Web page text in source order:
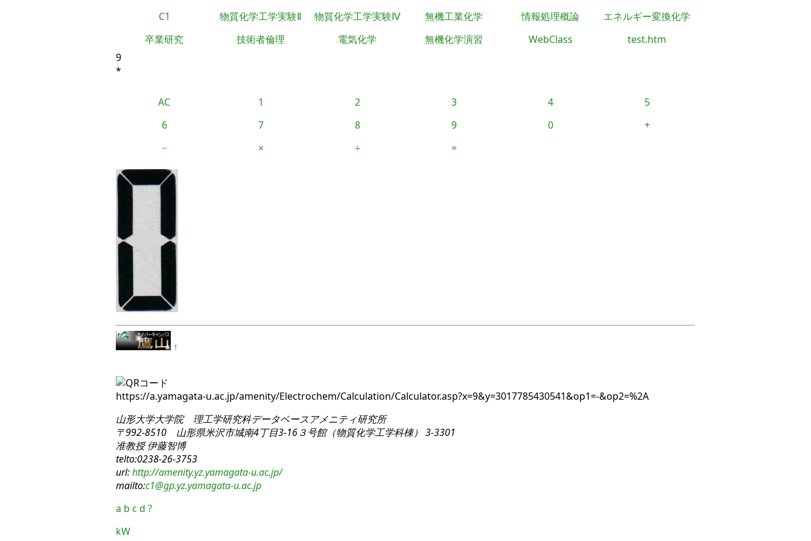
C1 物質化学工学実験Ⅱ 物質化学工学実験Ⅳ 無機工業化学 情報処理概論
エネルギー変換化学
卒業研究
技術者倫理 電気化学 無機化学演習 WebClass
test.htm
9
*
AC 1 2 3 4
5
6
7 8 9 0
+
−
× ÷ =
↑
https://a.yamagata-u.ac.jp/amenity/Electrochem/Calculation/Calculator.asp?x=9&y=3017785430541&op1=-&op2=%2A
山形大学大学院 理工学研究科データベースアメニティ研究所
〒992-8510 山形県米沢市城南4丁目3-16３号館（物質化学工学科棟） 3-3301
准教授 伊藤智博
telto:0238-26-3753
url:http://amenity.yz.yamagata-u.ac.jp/
mailto:c1@gp.yz.yamagata-u.ac.jp
a b c d ?
kW